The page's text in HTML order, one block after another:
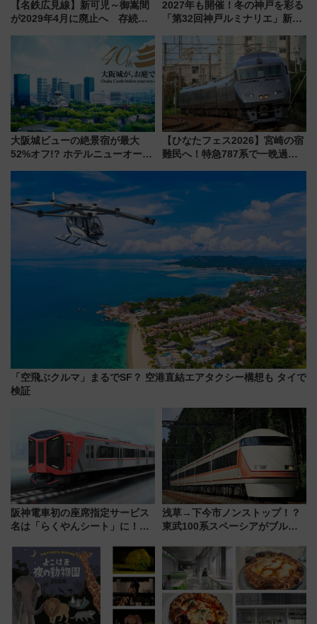
【名鉄広見線】新可児～御嵩間
が2029年4月に廃止へ 存続協
2027年も開催！冬の神戸を彩る
「第32回神戸ルミナリエ」新た
記憶を次世代へ
大阪城ビューの絶景宿が最大
52%オフ!? ホテルニューオータ
ール」で秋の関西旅を豪華にす
る方法（8月20日まで！）
【ひなたフェス2026】宮崎の宿
難民へ！特急787系で一晩過ご
「空飛ぶクルマ」まるでSF？ 空港直結エアタクシー構想も タイで
検証
阪神電車初の座席指定サービス
名は「らくやんシート」に！新
を快適移動
浅草→下今市ノンストップ！？
東武100系スペーシアがブルー
ー当時の停車駅」を再現 運転
時刻や特急券の買い方を紹介